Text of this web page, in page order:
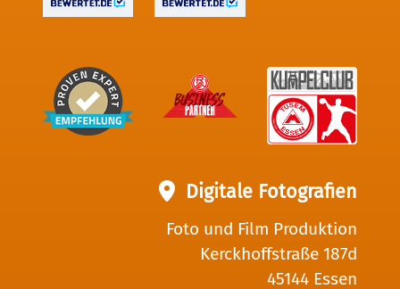
Digitale Fotografien
Foto und Film Produktion
Kerckhoffstraße 187d
45144 Essen